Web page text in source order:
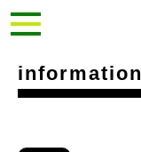
information